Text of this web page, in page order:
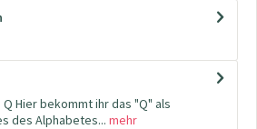
Hier bekommt ihr das "Q" als
des Alphabetes... mehr